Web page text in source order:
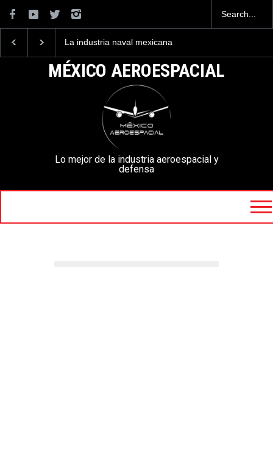
La industria naval mexicana
la Armada de México
Entrenar a un piloto para
mexicanos cuesta 2.9
millones de dólares
MÉXICO AEROESPACIAL
Lo mejor de la industria aeroespacial y
defensa